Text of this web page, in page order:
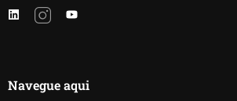
Navegue aqui